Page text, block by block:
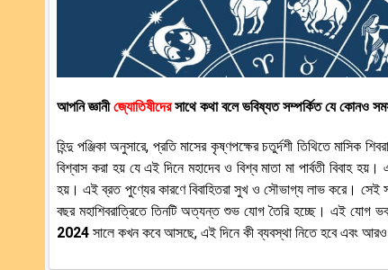
আপনি জ্ঞানীজ্যোতিষীদেরসাথে কথা বলে ভবিষ্যত সম্পর্কিত যে কোনও
হিন্দু পঞ্জিকা অনুসারে, প্রতি মাসের কৃষ্ণপক্ষের চতুর্দশী তিথিতে মাসিক
বিশ্বাস করা হয় যে এই দিনে মহাদেব ও বিশ্ব মাতা মা পার্বতী বিবাহ
হয়। এই ব্রত পুণ্যের কারণে বিবাহিতরা সুখ ও সৌভাগ্য লাভ করে। সেই
বছর মহাশিবরাত্রিতে তিনটি অত্যন্ত শুভ যোগ তৈরি হচ্ছে। এই যোগ
2024 সালে কখন কবে আসছে, এই দিনে কী ব্যবস্থা নিতে হবে এবং